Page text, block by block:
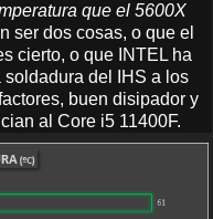
que el 5600X
ser dos cosas, o que el
cierto, o que INTEL ha
del IHS a los
buen disipador y
al Core i5 11400F.